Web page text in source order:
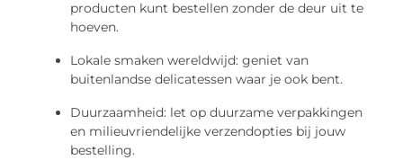
producten kunt bestellen zonder de deur uit te
hoeven.
Lokale smaken wereldwijd: geniet van
buitenlandse delicatessen waar je ook bent.
Duurzaamheid: let op duurzame verpakkingen
en milieuvriendelijke verzendopties bij jouw
bestelling.